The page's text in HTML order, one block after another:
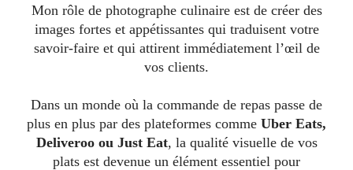
Mon rôle de photographe culinaire est de créer des
images fortes et appétissantes qui traduisent votre
savoir-faire et qui attirent immédiatement l’œil de
vos clients.
Dans un monde où la commande de repas passe de
plus en plus par des plateformes comme Uber Eats,
Deliveroo ou Just Eat, la qualité visuelle de vos
plats est devenue un élément essentiel pour